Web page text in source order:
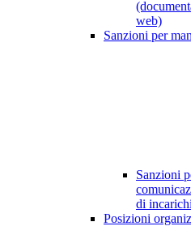
web)
Sanzioni per
Sanzioni
di
Posizioni